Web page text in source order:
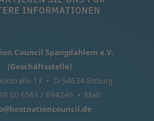
INFORMATIONEN
Council Spangdahlem e.V.
(Geschäftsstelle)
13 • D-54634 Bitburg
(0) 6561 / 694246 • Mail: